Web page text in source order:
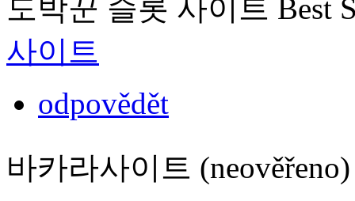
도박꾼 슬롯 사이트 Best
사이트
odpovědět
바카라사이트 (neověřeno)